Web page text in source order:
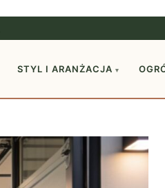
STYL I ARANŻACJA ▾